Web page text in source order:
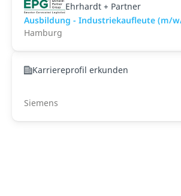
Ehrhardt + Partner
Ausbildung - Industriekaufleute (m/
Hamburg
Karriereprofil erkunden
Siemens